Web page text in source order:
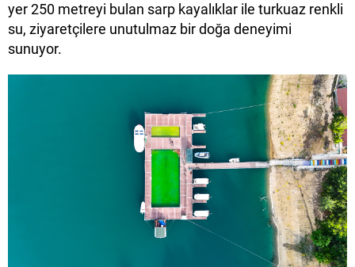
yer 250 metreyi bulan sarp kayalıklar ile turkuaz renkli
su, ziyaretçilere unutulmaz bir doğa deneyimi
sunuyor.